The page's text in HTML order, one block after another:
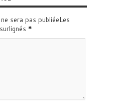
sera pas publiéeLes
*